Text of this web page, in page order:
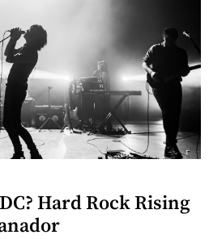
Hard Rock Rising